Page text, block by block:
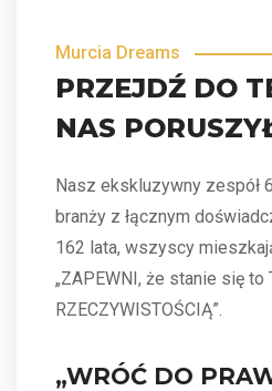
Murcia Dreams
PRZEJDŹ DO
NAS
Nasz ekskluzywny zespół
branży z łącznym
162 lata, wszyscy
„ZAPEWNI, że stanie się to
RZECZYWISTOŚCIĄ”.
„WRÓĆ DO